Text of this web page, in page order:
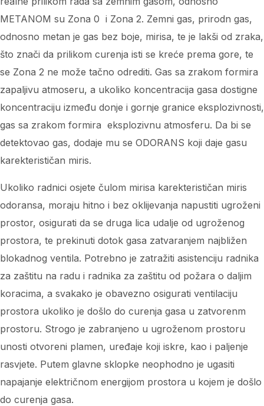
METANOM su Zona 0 i Zona 2. Zemni gas, prirodn gas,
odnosno metan je gas bez boje, mirisa, te je lakši od zraka,
što znači da prilikom curenja isti se kreće prema gore, te
se Zona 2 ne može tačno odrediti. Gas sa zrakom formira
zapaljivu atmoseru, a ukoliko koncentracija gasa dostigne
koncentraciju između donje i gornje granice eksplozivnosti,
gas sa zrakom formira eksplozivnu atmosferu. Da bi se
detektovao gas, dodaje mu se ODORANS koji daje gasu
karekterističan miris.
Ukoliko radnici osjete čulom mirisa karekterističan miris
odoransa, moraju hitno i bez oklijevanja napustiti ugroženi
prostor, osigurati da se druga lica udalje od ugroženog
prostora, te prekinuti dotok gasa zatvaranjem najbližen
blokadnog ventila. Potrebno je zatražiti asistenciju radnika
za zaštitu na radu i radnika za zaštitu od požara o daljim
koracima, a svakako je obavezno osigurati ventilaciju
prostora ukoliko je došlo do curenja gasa u zatvorenm
prostoru. Strogo je zabranjeno u ugroženom prostoru
unosti otvoreni plamen, uređaje koji iskre, kao i paljenje
rasvjete. Putem glavne sklopke neophodno je ugasiti
napajanje električnom energijom prostora u kojem je došlo
do curenja gasa.